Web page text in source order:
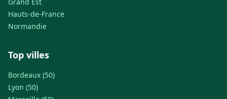
Grand Est
Hauts-de-France
Normandie
Top villes
Bordeaux (50)
Lyon (50)